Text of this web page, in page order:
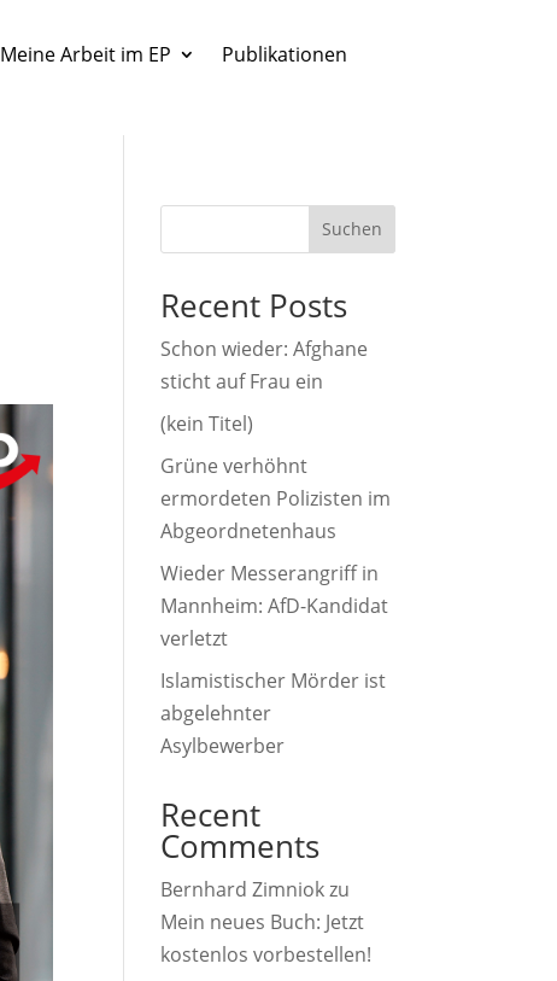
Meine Arbeit im EP
Publikationen
Suchen
Recent Posts
Schon wieder: Afghane
sticht auf Frau ein
(kein Titel)
Grüne verhöhnt
ermordeten Polizisten im
Abgeordnetenhaus
Wieder Messerangriff in
Mannheim: AfD-Kandidat
verletzt
Islamistischer Mörder ist
abgelehnter
Asylbewerber
Recent
Comments
Bernhard Zimniokzu
Mein neues Buch: Jetzt
kostenlos vorbestellen!